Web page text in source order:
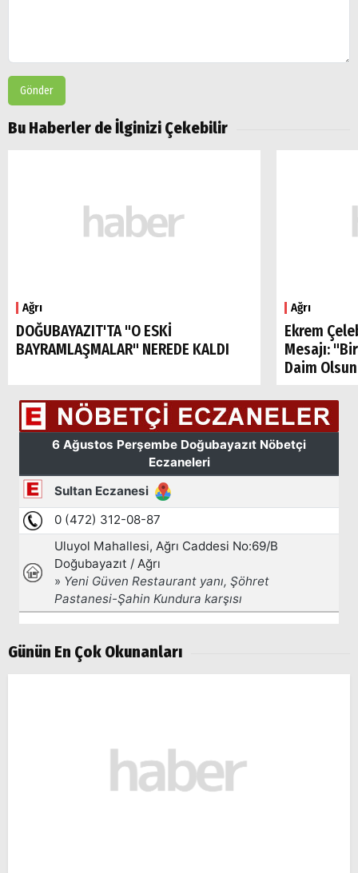
Gönder
Bu Haberler de İlginizi Çekebilir
Ağrı
DOĞUBAYAZIT'TA "O ESKİ
BAYRAMLAŞMALAR" NEREDE KALDI
Ağrı
Ekrem
Mesajı:
Daim
Günün En Çok Okunanları